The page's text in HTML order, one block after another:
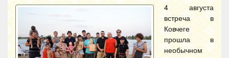
4 августа
встреча в
Ковчеге
прошла в
необычном